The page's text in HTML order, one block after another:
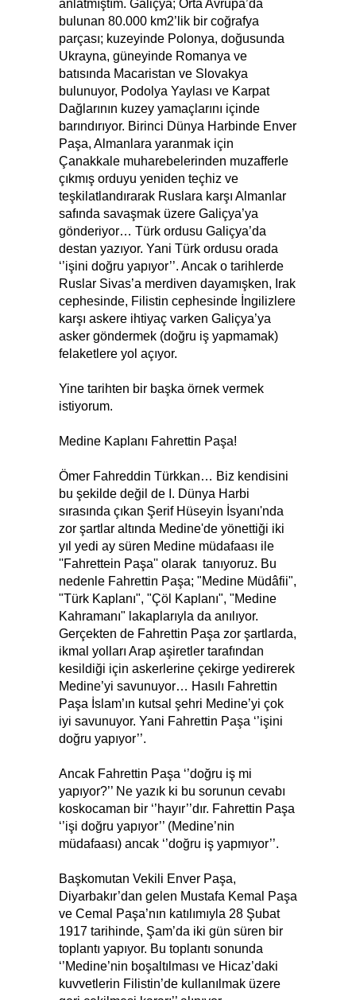
anlatmıştım. Galiçya; Orta Avrupa’da
bulunan 80.000 km2’lik bir coğrafya
parçası; kuzeyinde Polonya, doğusunda
Ukrayna, güneyinde Romanya ve
batısında Macaristan ve Slovakya
bulunuyor, Podolya Yaylası ve Karpat
Dağlarının kuzey yamaçlarını içinde
barındırıyor. Birinci Dünya Harbinde Enver
Paşa, Almanlara yaranmak için
Çanakkale muharebelerinden muzafferle
çıkmış orduyu yeniden teçhiz ve
teşkilatlandırarak Ruslara karşı Almanlar
safında savaşmak üzere Galiçya’ya
gönderiyor… Türk ordusu Galiçya’da
destan yazıyor. Yani Türk ordusu orada
‘’işini doğru yapıyor’’. Ancak o tarihlerde
Ruslar Sivas’a merdiven dayamışken, Irak
cephesinde, Filistin cephesinde İngilizlere
karşı askere ihtiyaç varken Galiçya’ya
asker göndermek (doğru iş yapmamak)
felaketlere yol açıyor.
Yine tarihten bir başka örnek vermek
istiyorum.
Medine Kaplanı Fahrettin Paşa!
Ömer Fahreddin Türkkan… Biz kendisini
bu şekilde değil de I. Dünya Harbi
sırasında çıkan Şerif Hüseyin İsyanı'nda
zor şartlar altında Medine'de yönettiği iki
yıl yedi ay süren Medine müdafaası ile
''Fahrettein Paşa'' olarak tanıyoruz. Bu
nedenle Fahrettin Paşa; "Medine Müdâfii",
"Türk Kaplanı", "Çöl Kaplanı", "Medine
Kahramanı" lakaplarıyla da anılıyor.
Gerçekten de Fahrettin Paşa zor şartlarda,
ikmal yolları Arap aşiretler tarafından
kesildiği için askerlerine çekirge yedirerek
Medine’yi savunuyor… Hasılı Fahrettin
Paşa İslam’ın kutsal şehri Medine’yi çok
iyi savunuyor. Yani Fahrettin Paşa ‘’işini
doğru yapıyor’’.
Ancak Fahrettin Paşa ‘’doğru iş mi
yapıyor?’’ Ne yazık ki bu sorunun cevabı
koskocaman bir ‘’hayır’’dır. Fahrettin Paşa
‘’işi doğru yapıyor’’ (Medine’nin
müdafaası) ancak ‘’doğru iş yapmıyor’’.
Başkomutan Vekili Enver Paşa,
Diyarbakır’dan gelen Mustafa Kemal Paşa
ve Cemal Paşa’nın katılımıyla 28 Şubat
1917 tarihinde, Şam’da iki gün süren bir
toplantı yapıyor. Bu toplantı sonunda
‘’Medine’nin boşaltılması ve Hicaz’daki
kuvvetlerin Filistin’de kullanılmak üzere